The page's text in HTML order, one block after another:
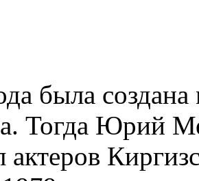
была
Тогда Юрий
актеров